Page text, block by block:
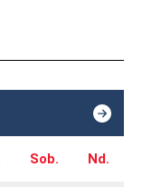
Sob. Nd.